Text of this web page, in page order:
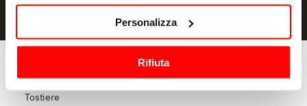
raccogliere informazioni sulla tua posizione
geografica, con un'approssimazione di qualche
Identificare il tuo dispositivo, scansionandolo
attivamente alla ricerca di caratteristiche specifiche
Personalizza
Rifiuta
Forni
Tostiere